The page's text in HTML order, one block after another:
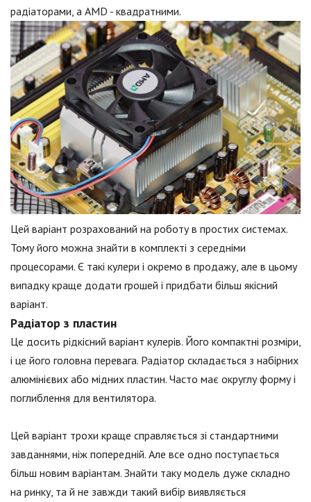
радіаторами, а AMD - квадратними.
Цей варіант розрахований на роботу в простих системах.
Тому його можна знайти в комплекті з середніми
процесорами. Є такі кулери і окремо в продажу, але в цьому
випадку краще додати грошей і придбати більш якісний
варіант.
Радіатор з пластин
Це досить рідкісний варіант кулерів. Його компактні розміри,
і це його головна перевага. Радіатор складається з набірних
алюмінієвих або мідних пластин. Часто має округлу форму і
поглиблення для вентилятора.
Цей варіант трохи краще справляється зі стандартними
завданнями, ніж попередній. Але все одно поступається
більш новим варіантам. Знайти таку модель дуже складно
на ринку, та й не завжди такий вибір виявляється